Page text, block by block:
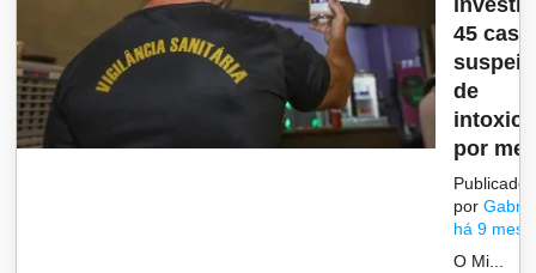
45
de
por
Publicado
por
há 9
O Mi...